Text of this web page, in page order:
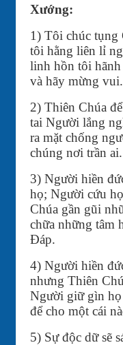
Xướng:
1) Tôi chúc tụng
tôi hằng liên lỉ
linh hồn tôi hãnh
và hãy mừng
2) Thiên Chúa
tai Người lắng
ra mặt chống
chúng nơi trần
3) Người hiền
họ; Người cứu
Chúa gần gũi
chữa những tâm
Đáp.
4) Người hiền
nhưng Thiên
Người giữ gìn
để cho một cái
5) Sự độc dữ sẽ